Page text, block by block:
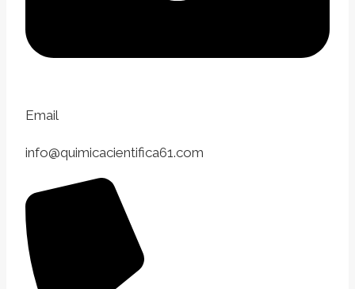
Email
info@quimicacientifica61.com